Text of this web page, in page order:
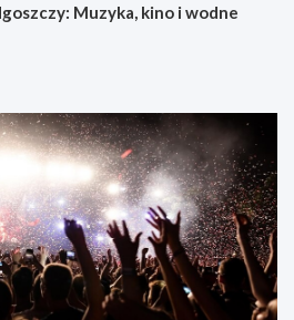
Muzyka, kino i wodne